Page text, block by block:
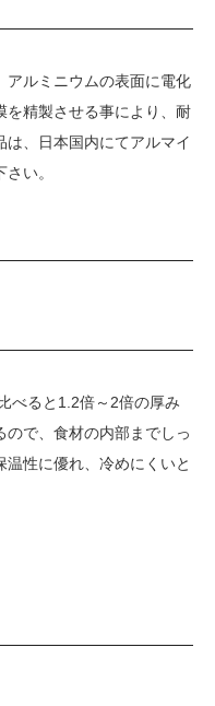
アルミニウムの表面に電化
を精製させる事により、耐
、日本国内にてアルマイ
い。
べると1.2倍～2倍の厚み
で、食材の内部までしっ
性に優れ、冷めにくいと